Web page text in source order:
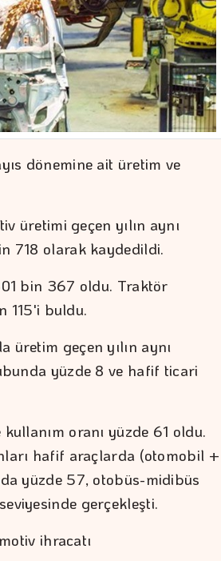
dönemine ait üretim ve
üretimi geçen yılın aynı
718 olarak kaydedildi.
bin 367 oldu. Traktör
115'i buldu.
üretim geçen yılın aynı
yüzde 8 ve hafif ticari
oranı yüzde 61 oldu.
hafif araçlarda (otomobil +
yüzde 57, otobüs-midibüs
gerçekleşti.
ihracatı